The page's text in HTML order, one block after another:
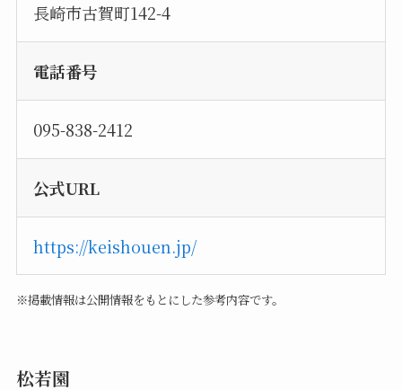
長崎市古賀町142-4
電話番号
095-838-2412
公式URL
https://keishouen.jp/
※掲載情報は公開情報をもとにした参考内容です。
松若園